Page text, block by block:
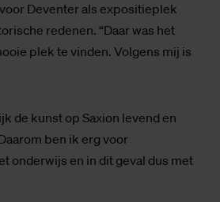
Deventer als expositieplek
redenen. “Daar was het
plek te vinden. Volgens mij is
de kunst op Saxion levend en
ben ik erg voor
onderwijs en in dit geval dus met